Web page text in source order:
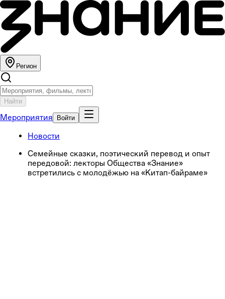
Регион
Найти
Мероприятия Войти
Новости
Семейные сказки, поэтический перевод и опыт
передовой: лекторы Общества «Знание»
встретились с молодёжью на «Китап-байраме»